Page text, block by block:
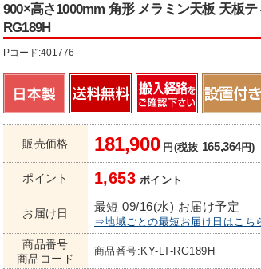
900×高さ1000mm 角形 メラミン天板 天板
RG189H
Pコード:401776
販売価格 181,900円(税抜 165,364円)
ポイント 1,653 ポイント
お届け日 最短 09/16(水) お届け予定
⇒地域ごとの最短お届け日はこち
商品番号
商品コード
商品番号:KY-LT-RG189H